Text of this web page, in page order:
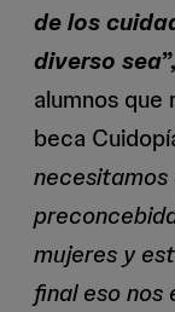
de los
diverso sea
alumnos que
beca
necesitamos
mujeres y
final eso